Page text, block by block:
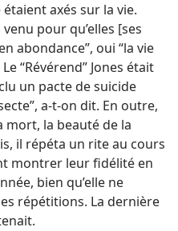
axés sur la vie.
pour qu’elles [ses
abondance”, oui “la vie
Le “Révérend” Jones était
un pacte de suicide
a-​t-​on dit. En outre,
mort, la beauté de la
il répéta un rite au cours
montrer leur fidélité en
bien qu’elle ne
répétitions. La dernière